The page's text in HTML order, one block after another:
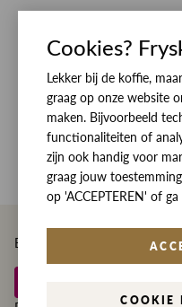
RINSMA.CONCEPTS
Eten en drinken
Openingstijden
Werken bij RINSMA
Betaalmethoden
Bezorgen
Contact
Reviews
Betaal eenvoudig en veilig met
Cookies?
Lekker bij de koffie,
graag op onze website
maken. Bijvoorbeeld
functionaliteiten of
zijn ook handig voor
graag jouw
op 'ACCEPTEREN' of
COOKIE